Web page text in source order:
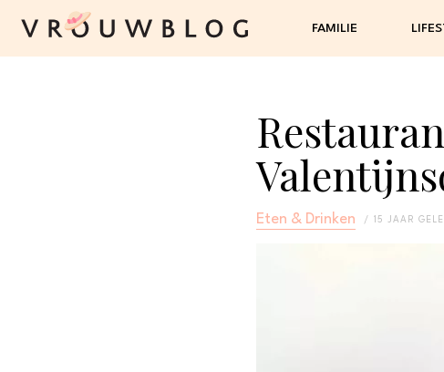
FAMILIE
Eten & Drinken 15 JAAR